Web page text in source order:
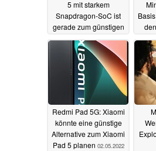
5 mit starkem
Snapdragon-SoC ist
gerade zum günstigen
Preis erhältlich
31.10.2022
Redmi Pad 5G: Xiaomi
könnte eine günstige
Alternative zum Xiaomi
Pad 5 planen 02.05.2022